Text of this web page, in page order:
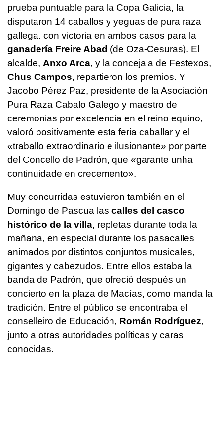
prueba puntuable para la Copa Galicia, la
disputaron 14 caballos y yeguas de pura raza
gallega, con victoria en ambos casos para la
ganadería Freire Abad (de Oza-Cesuras). El
alcalde, Anxo Arca, y la concejala de Festexos,
Chus Campos, repartieron los premios. Y
Jacobo Pérez Paz, presidente de la Asociación
Pura Raza Cabalo Galego y maestro de
ceremonias por excelencia en el reino equino,
valoró positivamente esta feria caballar y el
«traballo extraordinario e ilusionante» por parte
del Concello de Padrón, que «garante unha
continuidade en crecemento».
Muy concurridas estuvieron también en el
Domingo de Pascua las calles del casco
histórico de la villa, repletas durante toda la
mañana, en especial durante los pasacalles
animados por distintos conjuntos musicales,
gigantes y cabezudos. Entre ellos estaba la
banda de Padrón, que ofreció después un
concierto en la plaza de Macías, como manda la
tradición. Entre el público se encontraba el
conselleiro de Educación, Román Rodríguez,
junto a otras autoridades políticas y caras
conocidas.